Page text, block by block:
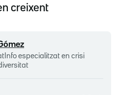
creixent
especialitzat en crisi